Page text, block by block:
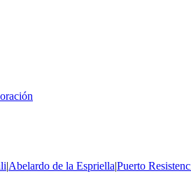
|Abelardo de la Espriella|Puerto